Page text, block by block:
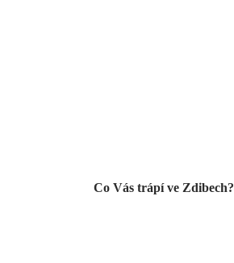
Co Vás trápí ve Zdibech?